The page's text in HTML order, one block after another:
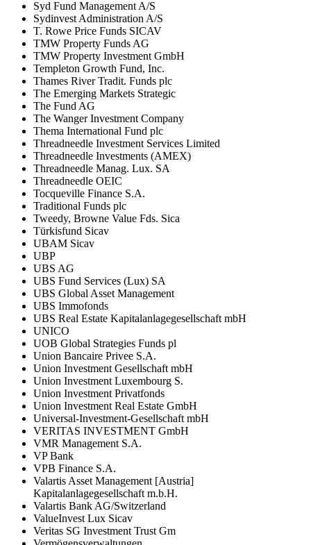
Syd Fund Management A/S
Sydinvest Administration A/S
T. Rowe Price Funds SICAV
TMW Property Funds AG
TMW Property Investment GmbH
Templeton Growth Fund, Inc.
Thames River Tradit. Funds plc
The Emerging Markets Strategic
The Fund AG
The Wanger Investment Company
Thema International Fund plc
Threadneedle Investment Services Limited
Threadneedle Investments (AMEX)
Threadneedle Manag. Lux. SA
Threadneedle OEIC
Tocqueville Finance S.A.
Traditional Funds plc
Tweedy, Browne Value Fds. Sica
Türkisfund Sicav
UBAM Sicav
UBP
UBS AG
UBS Fund Services (Lux) SA
UBS Global Asset Management
UBS Immofonds
UBS Real Estate Kapitalanlagegesellschaft mbH
UNICO
UOB Global Strategies Funds pl
Union Bancaire Privee S.A.
Union Investment Gesellschaft mbH
Union Investment Luxembourg S.
Union Investment Privatfonds
Union Investment Real Estate GmbH
Universal-Investment-Gesellschaft mbH
VERITAS INVESTMENT GmbH
VMR Management S.A.
VP Bank
VPB Finance S.A.
Valartis Asset Management [Austria]
Kapitalanlagegesellschaft m.b.H.
Valartis Bank AG/Switzerland
ValueInvest Lux Sicav
Veritas SG Investment Trust Gm